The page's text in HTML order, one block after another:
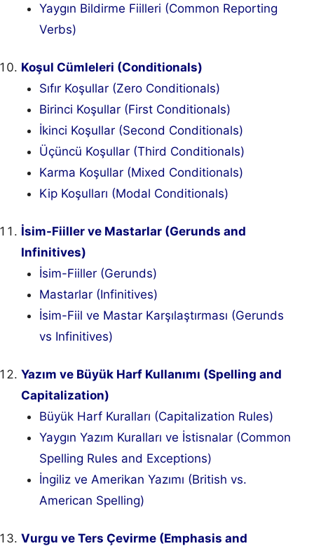
Yaygın Bildirme Fiilleri (Common Reporting
Verbs)
Koşul Cümleleri (Conditionals)
Sıfır Koşullar (Zero Conditionals)
Birinci Koşullar (First Conditionals)
İkinci Koşullar (Second Conditionals)
Üçüncü Koşullar (Third Conditionals)
Karma Koşullar (Mixed Conditionals)
Kip Koşulları (Modal Conditionals)
İsim-Fiiller ve Mastarlar (Gerunds and
Infinitives)
İsim-Fiiller (Gerunds)
Mastarlar (Infinitives)
İsim-Fiil ve Mastar Karşılaştırması (Gerunds
vs Infinitives)
Yazım ve Büyük Harf Kullanımı (Spelling and
Capitalization)
Büyük Harf Kuralları (Capitalization Rules)
Yaygın Yazım Kuralları ve İstisnalar (Common
Spelling Rules and Exceptions)
İngiliz ve Amerikan Yazımı (British vs.
American Spelling)
Vurgu ve Ters Çevirme (Emphasis and